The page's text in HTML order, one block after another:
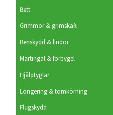
Bett
Grimmor & grimskaft
Benskydd & lindor
Martingal & förbygel
Hjälptyglar
Longering & tömkörning
Flugskydd